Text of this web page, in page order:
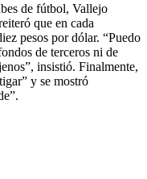
de fútbol, Vallejo
que en cada
pesos por dólar. “Puedo
de terceros ni de
insistió. Finalmente,
y se mostró